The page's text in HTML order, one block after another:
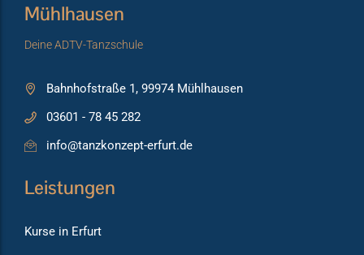
Mühlhausen
Deine ADTV-Tanzschule
Bahnhofstraße 1, 99974 Mühlhausen
03601 - 78 45 282
info@tanzkonzept-erfurt.de
Leistungen
Kurse in Erfurt